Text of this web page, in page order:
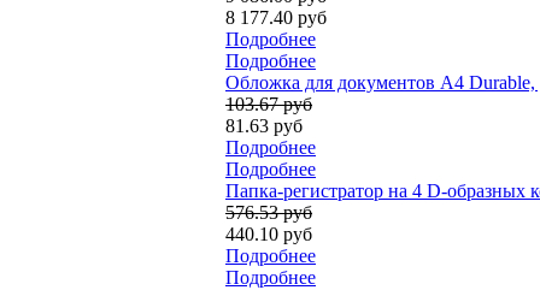
8 177.40 руб
Подробнее
Подробнее
Обложка для документов A4
103.67 руб
81.63 руб
Подробнее
Подробнее
Папка-регистратор на 4 D-
576.53 руб
440.10 руб
Подробнее
Подробнее